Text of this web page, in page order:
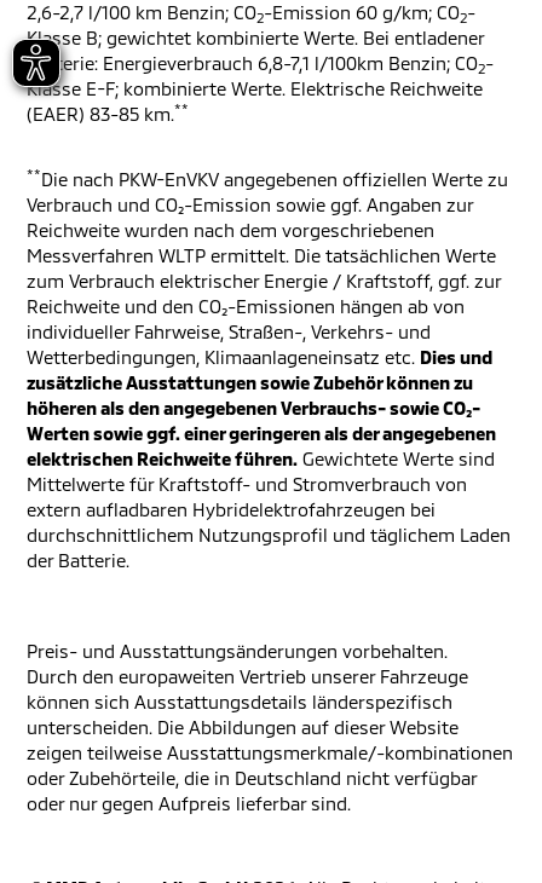
2,6-2,7 l/100 km Benzin; CO2-Emission 60 g/km; CO2-
Klasse B; gewichtet kombinierte Werte. Bei entladener
Batterie: Energieverbrauch 6,8-7,1 l/100km Benzin; CO2-
Klasse E-F; kombinierte Werte. Elektrische Reichweite
(EAER) 83-85 km.**
**Die nach PKW-EnVKV angegebenen offiziellen Werte zu
Verbrauch und CO₂-Emission sowie ggf. Angaben zur
Reichweite wurden nach dem vorgeschriebenen
Messverfahren WLTP ermittelt. Die tatsächlichen Werte
zum Verbrauch elektrischer Energie / Kraftstoff, ggf. zur
Reichweite und den CO₂-Emissionen hängen ab von
individueller Fahrweise, Straßen-, Verkehrs- und
Wetterbedingungen, Klimaanlageneinsatz etc. Dies und
zusätzliche Ausstattungen sowie Zubehör können zu
höheren als den angegebenen Verbrauchs- sowie CO₂-
Werten sowie ggf. einer geringeren als der angegebenen
elektrischen Reichweite führen. Gewichtete Werte sind
Mittelwerte für Kraftstoff- und Stromverbrauch von
extern aufladbaren Hybridelektrofahrzeugen bei
durchschnittlichem Nutzungsprofil und täglichem Laden
der Batterie.
Preis- und Ausstattungsänderungen vorbehalten.
Durch den europaweiten Vertrieb unserer Fahrzeuge
können sich Ausstattungsdetails länderspezifisch
unterscheiden. Die Abbildungen auf dieser Website
zeigen teilweise Ausstattungsmerkmale/-kombinationen
oder Zubehörteile, die in Deutschland nicht verfügbar
oder nur gegen Aufpreis lieferbar sind.